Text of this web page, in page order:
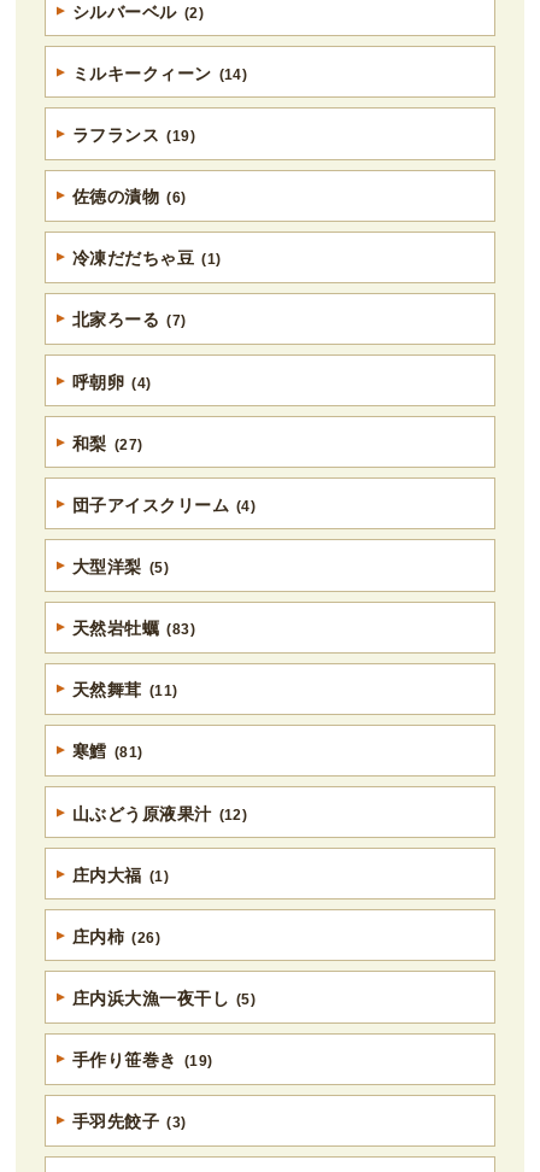
シルバーベル (2)
ミルキークィーン (14)
ラフランス (19)
佐徳の漬物 (6)
冷凍だだちゃ豆 (1)
北家ろーる (7)
呼朝卵 (4)
和梨 (27)
団子アイスクリーム (4)
大型洋梨 (5)
天然岩牡蠣 (83)
天然舞茸 (11)
寒鱈 (81)
山ぶどう原液果汁 (12)
庄内大福 (1)
庄内柿 (26)
庄内浜大漁一夜干し (5)
手作り笹巻き (19)
手羽先餃子 (3)